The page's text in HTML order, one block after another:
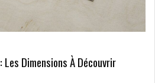
Dimensions À Découvrir